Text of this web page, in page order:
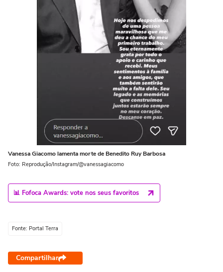
Vanessa Giacomo lamenta morte de Benedito Ruy Barbosa
Foto: Reprodução/Instagram/@vanessagiacomo
📊 Fofoca Awards: vote nos seus favoritos
Fonte: Portal Terra
Compartilhar